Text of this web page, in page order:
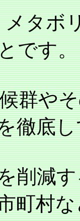
タボ
です。
群や
徹底
削減
町村